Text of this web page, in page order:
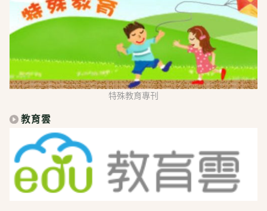
特殊教育專刊
教育雲